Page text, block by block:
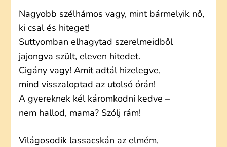
Nagyobb szélhámos vagy, mint bármelyik nő,
ki csal és hiteget!
Suttyomban elhagytad szerelmeidből
jajongva szült, eleven hitedet.
Cigány vagy! Amit adtál hizelegve,
mind visszaloptad az utolsó órán!
A gyereknek kél káromkodni kedve –
nem hallod, mama? Szólj rám!
Világosodik lassacskán az elmém,